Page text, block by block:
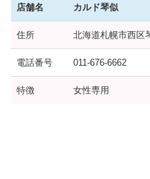
店舗名 カルド琴似
住所 北海道札幌市西区
電話番号 011-676-6662
特徴 女性専用